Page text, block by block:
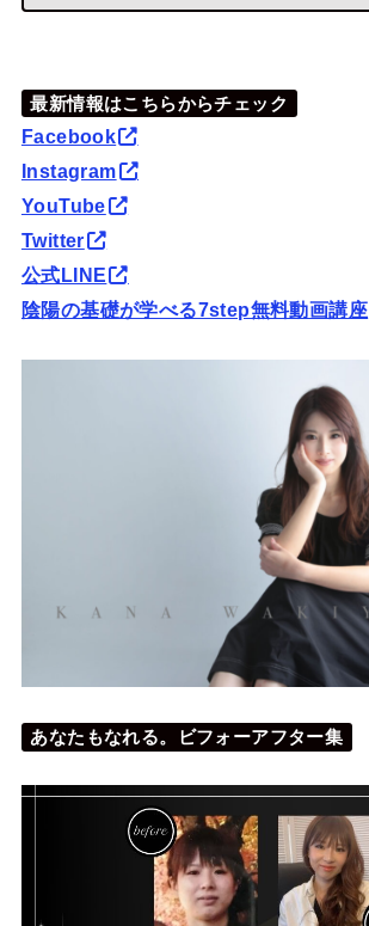
最新情報はこちらからチェック
Facebook
Instagram
YouTube
Twitter
公式LINE
陰陽の基礎が学べる7step無料動画講座
あなたもなれる。ビフォーアフター集